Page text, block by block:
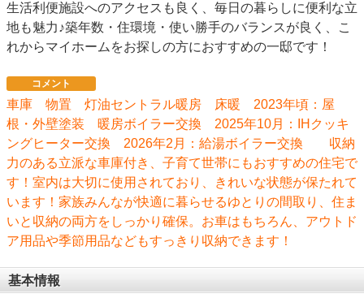
生活利便施設へのアクセスも良く、毎日の暮らしに便利な立
地も魅力♪築年数・住環境・使い勝手のバランスが良く、こ
れからマイホームをお探しの方におすすめの一邸です！
コメント
車庫 物置 灯油セントラル暖房 床暖 2023年頃：屋
根・外壁塗装 暖房ボイラー交換 2025年10月：IHクッキ
ングヒーター交換 2026年2月：給湯ボイラー交換 収納
力のある立派な車庫付き、子育て世帯にもおすすめの住宅で
す！室内は大切に使用されており、きれいな状態が保たれて
います！家族みんなが快適に暮らせるゆとりの間取り、住ま
いと収納の両方をしっかり確保。お車はもちろん、アウトド
ア用品や季節用品などもすっきり収納できます！
基本情報